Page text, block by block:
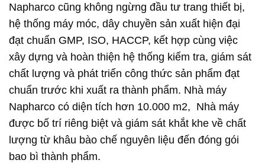
Napharco cũng không ngừng đầu tư trang thiết bị,
hệ thống máy móc, dây chuyền sản xuất hiện đại
đạt chuẩn GMP, ISO, HACCP, kết hợp cùng việc
xây dựng và hoàn thiện hệ thống kiểm tra, giám sát
chất lượng và phát triển công thức sản phẩm đạt
chuẩn trước khi xuất ra thành phẩm. Nhà máy
Napharco có diện tích hơn 10.000 m2, Nhà máy
được bố trí riêng biệt và giám sát khắt khe về chất
lượng từ khâu bào chế nguyên liệu đến đóng gói
bao bì thành phẩm.